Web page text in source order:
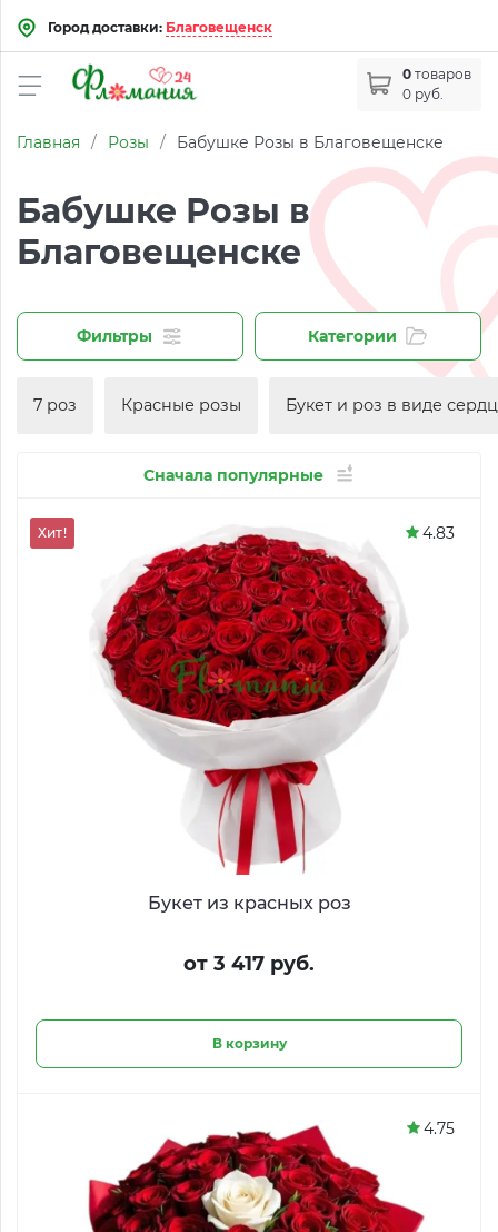
Город доставки: Благовещенск
0 товаров
0 руб.
Главная / Розы / Бабушке Розы в Благовещенске
Бабушке Розы в
Благовещенске
Фильтры Категории
7 роз Красные розы Букет и роз в виде
Сначала популярные
Букет из красных роз
от 3 417 руб.
В корзину
Хит! 4.83
4.75